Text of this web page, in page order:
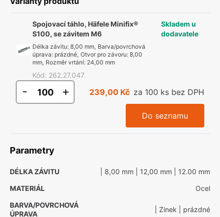
Spojovací táhlo, Häfele Minifix®
S100, se závitem M6
Délka závitu: 8,00 mm, Barva/povrchová
úprava: prázdné, Otvor pro závoru: 8,00
mm, Rozměr vrtání: 24,00 mm
Kód: 262.27.047
Skladem u
dodavatele
- + 239,00 Kč za 100 ks bez DPH
Do seznamu
Parametry
DÉLKA ZÁVITU | 8,00 mm | 12,00 mm | 12.00 mm
MATERIÁL
Ocel
BARVA/POVRCHOVÁ
ÚPRAVA
| Zinek | prázdné